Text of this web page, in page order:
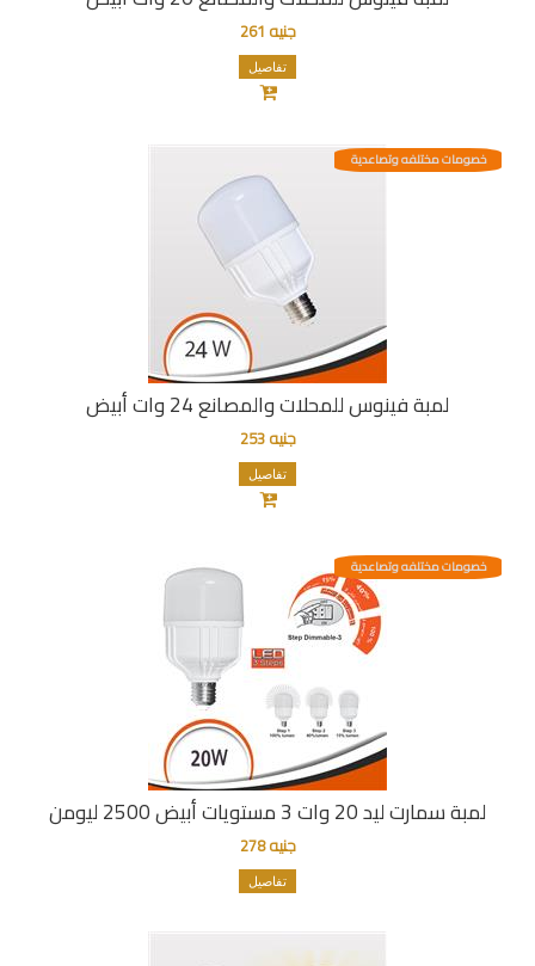
جنيه 261
تفاصيل
لمبة فينوس للمحلات والمصانع 24 وات أبيض
خصومات مختلفه وتصاعدية
جنيه 253
تفاصيل
لمبة سمارت ليد 20 وات 3 مستويات أبيض 2500 ليومن
خصومات مختلفه وتصاعدية
جنيه 278
تفاصيل